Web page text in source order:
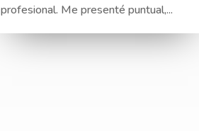
profesional. Me presenté puntual,...